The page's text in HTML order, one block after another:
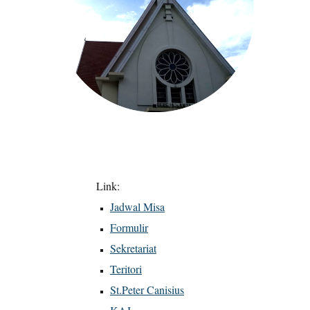
Link:
Jadwal Misa
Formulir
Sekretariat
Teritori
St.Peter Canisius